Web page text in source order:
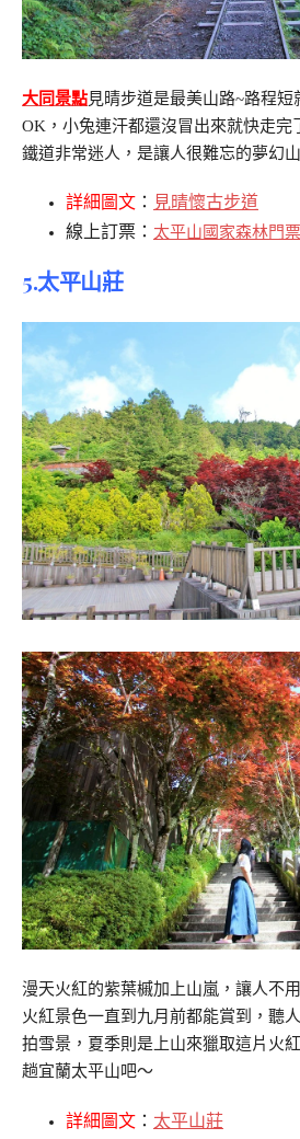
大同景點見晴步道是最美山路~路程
OK，小兔連汗都還沒冒出來就快走完
鐵道非常迷人，是讓人很難忘的夢幻
詳細圖文 ： 見晴懷古步道
線上訂票： 太平山國家森林門
5.太平山莊
漫天火紅的紫葉槭加上山嵐，讓人不
火紅景色一直到九月前都能賞到，聽
拍雪景，夏季則是上山來獵取這片火
趟宜蘭太平山吧～
詳細圖文 ： 太平山莊